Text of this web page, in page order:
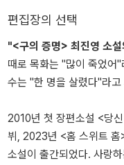
편집장의 선택
"<구의 증명> 최진영 소
때로 목화는 "많이 죽었어
수는 "한 명을 살렸다"라
2010년 첫 장편소설 <당
뷔, 2023년 <홈 스위트 홈
소설이 출간되었다. 사랑